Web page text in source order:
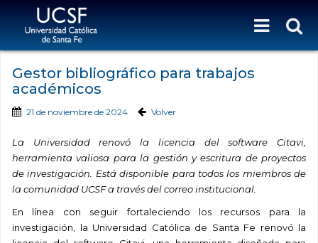
Gestor bibliográfico para trabajos
académicos
21 de noviembre de 2024 Volver
La Universidad renovó la licencia del software Citavi,
herramienta valiosa para la gestión y escritura de proyectos
de investigación. Está disponible para todos los miembros de
la comunidad UCSF a través del correo institucional.
En línea con seguir fortaleciendo los recursos para la
investigación, la Universidad Católica de Santa Fe renovó la